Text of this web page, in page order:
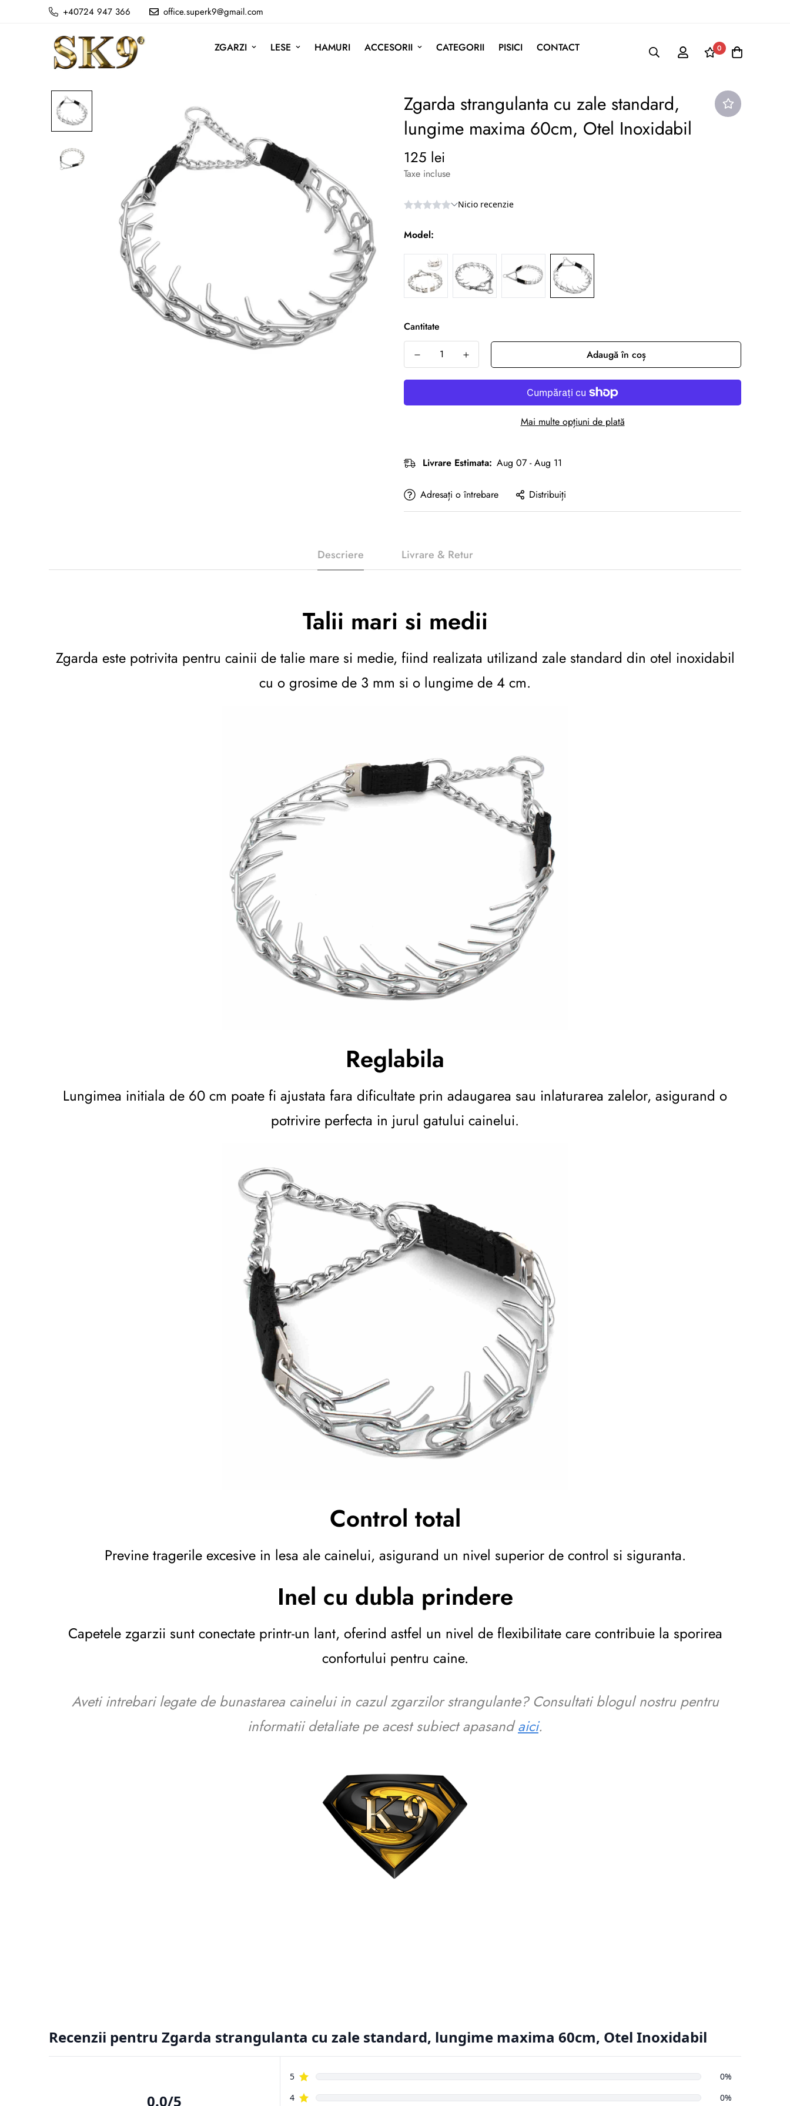
+40724 947 366 office.superk9@gmail.com
ZGARZI LESE HAMURI ACCESORII CATEGORII PISICI CONTACT 0
Zgarda strangulanta cu zale standard,
lungime maxima 60cm, Otel Inoxidabil
Preț
normal
125 lei
Taxe incluse
Model:
Cantitate
Adaugă în coș
Mai multe opțiuni de plată
Livrare Estimata: Aug 07 - Aug 11
Adresați o întrebare Distribuiți
Descriere Livrare & Retur
Talii mari si medii
Zgarda este potrivita pentru cainii de talie mare si medie, fiind realizata utilizand zale standard din otel inoxidabil
cu o grosime de 3 mm si o lungime de 4 cm.
Reglabila
Lungimea initiala de 60 cm poate fi ajustata fara dificultate prin adaugarea sau inlaturarea zalelor, asigurand o
potrivire perfecta in jurul gatului cainelui.
Control total
Previne tragerile excesive in lesa ale cainelui, asigurand un nivel superior de control si siguranta.
Inel cu dubla prindere
Capetele zgarzii sunt conectate printr-un lant, oferind astfel un nivel de flexibilitate care contribuie la sporirea
confortului pentru caine.
Aveti intrebari legate de bunastarea cainelui in cazul zgarzilor strangulante? Consultati blogul nostru pentru
informatii detaliate pe acest subiect apasandaici.